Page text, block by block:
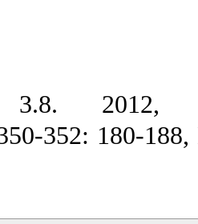
3.8. 2012,
352: 180-